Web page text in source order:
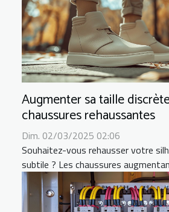
Augmenter sa taille
chaussures rehaussantes
Dim. 02/03/2025 02:06
Souhaitez-vous rehausser votre
subtile ? Les chaussures